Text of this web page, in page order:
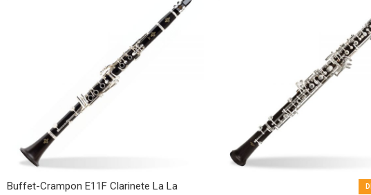
Buffet-Crampon E11F Clarinete La La